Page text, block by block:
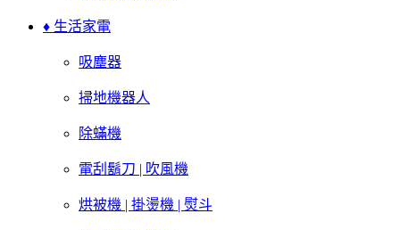
♦ 生活家電
吸塵器
掃地機器人
除蟎機
電刮鬍刀 | 吹風機
烘被機 | 掛燙機 | 熨斗